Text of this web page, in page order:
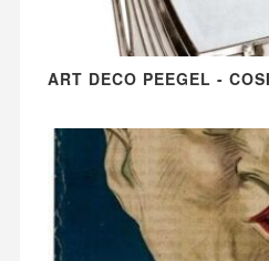
ART DECO PEEGEL -